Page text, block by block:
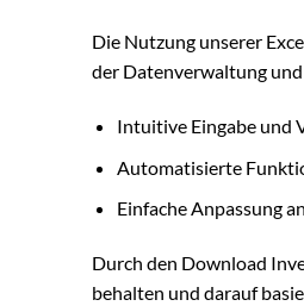
Die Nutzung unserer
der Datenverwaltung
Intuitive Eingabe und
Automatisierte
Einfache Anpassung
Durch den Download
behalten und darauf